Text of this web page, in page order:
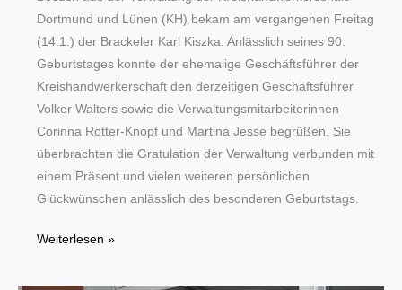
Dortmund und Lünen (KH) bekam am vergangenen Freitag
(14.1.) der Brackeler Karl Kiszka. Anlässlich seines 90.
Geburtstages konnte der ehemalige Geschäftsführer der
Kreishandwerkerschaft den derzeitigen Geschäftsführer
Volker Walters sowie die Verwaltungsmitarbeiterinnen
Corinna Rotter-Knopf und Martina Jesse begrüßen. Sie
überbrachten die Gratulation der Verwaltung verbunden mit
einem Präsent und vielen weiteren persönlichen
Glückwünschen anlässlich des besonderen Geburtstags.
Glückwünsche
90.
Weiterlesen »